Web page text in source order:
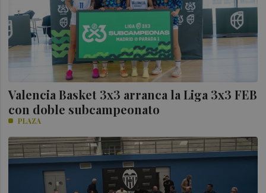
Valencia Basket 3x3 arranca la Liga 3x3 FEB
con doble subcampeonato
PLAZA